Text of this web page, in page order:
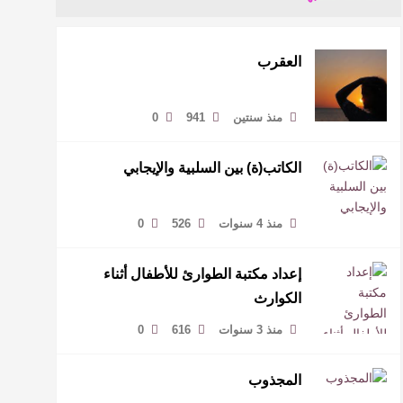
العقرب
منذ سنتين 941
0
الكاتب(ة) بين السلبية والإيجابي
منذ 4 سنوات 526
0
إعداد مكتبة الطوارئ للأطفال أثناء
الكوارث
منذ 3 سنوات 616
0
المجذوب